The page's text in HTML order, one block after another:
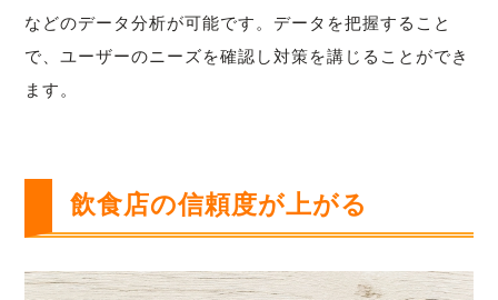
などのデータ分析が可能です。データを把握すること
で、ユーザーのニーズを確認し対策を講じることができ
ます。
飲食店の信頼度が上がる